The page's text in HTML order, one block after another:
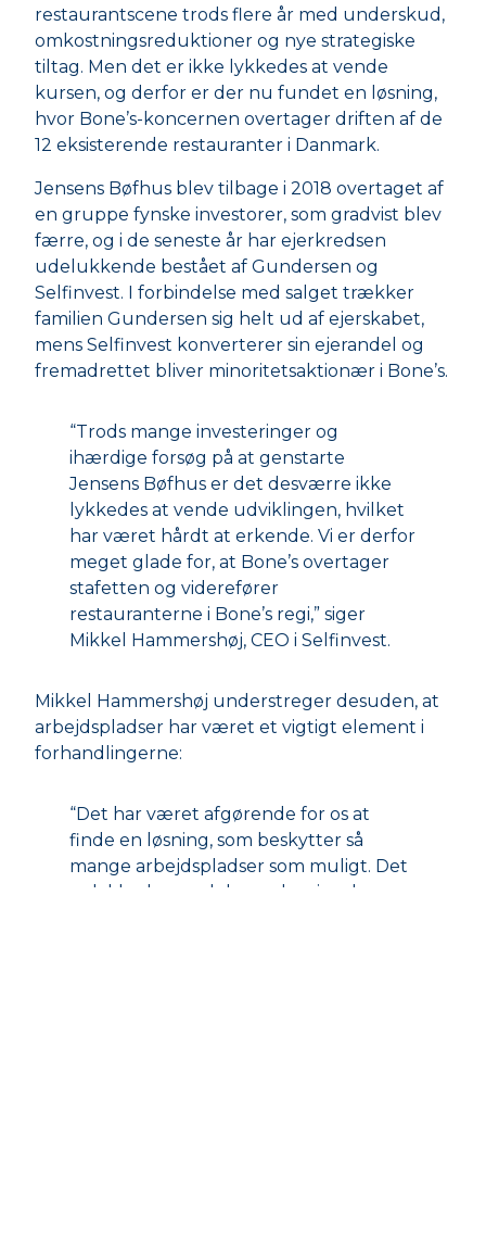
restaurantscene trods flere år med underskud,
omkostningsreduktioner og nye strategiske
tiltag. Men det er ikke lykkedes at vende
kursen, og derfor er der nu fundet en løsning,
hvor Bone’s-koncernen overtager driften af de
12 eksisterende restauranter i Danmark.
Jensens Bøfhus blev tilbage i 2018 overtaget af
en gruppe fynske investorer, som gradvist blev
færre, og i de seneste år har ejerkredsen
udelukkende bestået af Gundersen og
Selfinvest. I forbindelse med salget trækker
familien Gundersen sig helt ud af ejerskabet,
mens Selfinvest konverterer sin ejerandel og
fremadrettet bliver minoritetsaktionær i Bone’s.
“Trods mange investeringer og
ihærdige forsøg på at genstarte
Jensens Bøfhus er det desværre ikke
lykkedes at vende udviklingen, hvilket
har været hårdt at erkende. Vi er derfor
meget glade for, at Bone’s overtager
stafetten og viderefører
restauranterne i Bone’s regi,” siger
Mikkel Hammershøj, CEO i Selfinvest.
Mikkel Hammershøj understreger desuden, at
arbejdspladser har været et vigtigt element i
forhandlingerne:
“Det har været afgørende for os at
finde en løsning, som beskytter så
mange arbejdspladser som muligt. Det
er lykkedes med denne løsning, hvor